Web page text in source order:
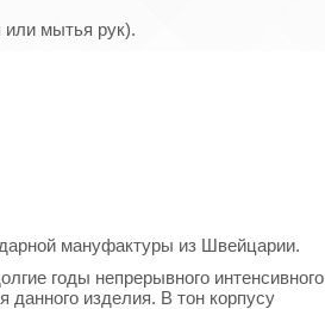
мытья рук).
мануфактуры из Швейцарии.
годы непрерывного интенсивного
данного изделия. В тон корпусу